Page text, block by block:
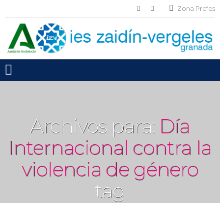
Zona Profes
Toggle mobile menu
Archivos para: Día
Internacional contra la
violencia de género
tag